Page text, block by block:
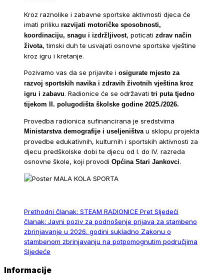
Kroz raznolike i zabavne sportske aktivnosti djeca će
imati priliku razvijati motoričke sposobnosti,
koordinaciju, snagu i izdržljivost, poticati zdrav način
života, timski duh te usvajati osnovne sportske vještine
kroz igru i kretanje.
Pozivamo vas da se prijavite i osigurate mjesto za
razvoj sportskih navika i zdravih životnih vještina kroz
igru i zabavu. Radionice će se održavati tri puta tjedno
tijekom II. polugodišta školske godine 2025./2026.
Provedba radionica sufinancirana je sredstvima
Ministarstva demografije i useljeništvau sklopu projekta
provedbe edukativnih, kulturnih i sportskih aktivnosti za
djecu predškolske dobi te djecu od I. do IV. razreda
osnovne škole, koji provodi Općina Stari Jankovci.
Prethodni članak: STEAM RADIONICE Pret Sljedeći
članak: Javni poziv za podnošenje prijava za stambeno
zbrinjavanje u 2026. godini sukladno Zakonu o
stambenom zbrinjavanju na potpomognutim područjima
Sljedeće
Informacije